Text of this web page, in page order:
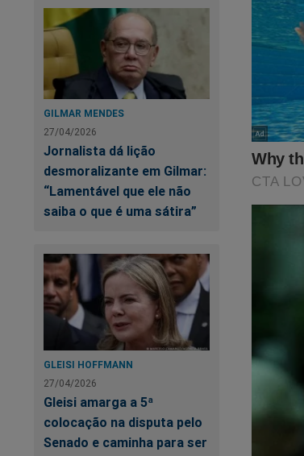
GILMAR MENDES
27/04/2026
Jornalista dá lição
desmoralizante em Gilmar:
“Lamentável que ele não
saiba o que é uma sátira”
GLEISI HOFFMANN
27/04/2026
Gleisi amarga a 5ª
colocação na disputa pelo
Senado e caminha para ser